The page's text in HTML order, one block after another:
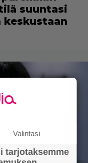
suuntasi
keskustaan
Valintasi
tarjotaksemme